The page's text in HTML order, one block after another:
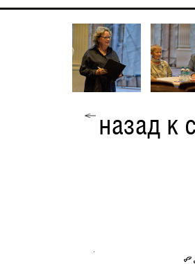
назад к